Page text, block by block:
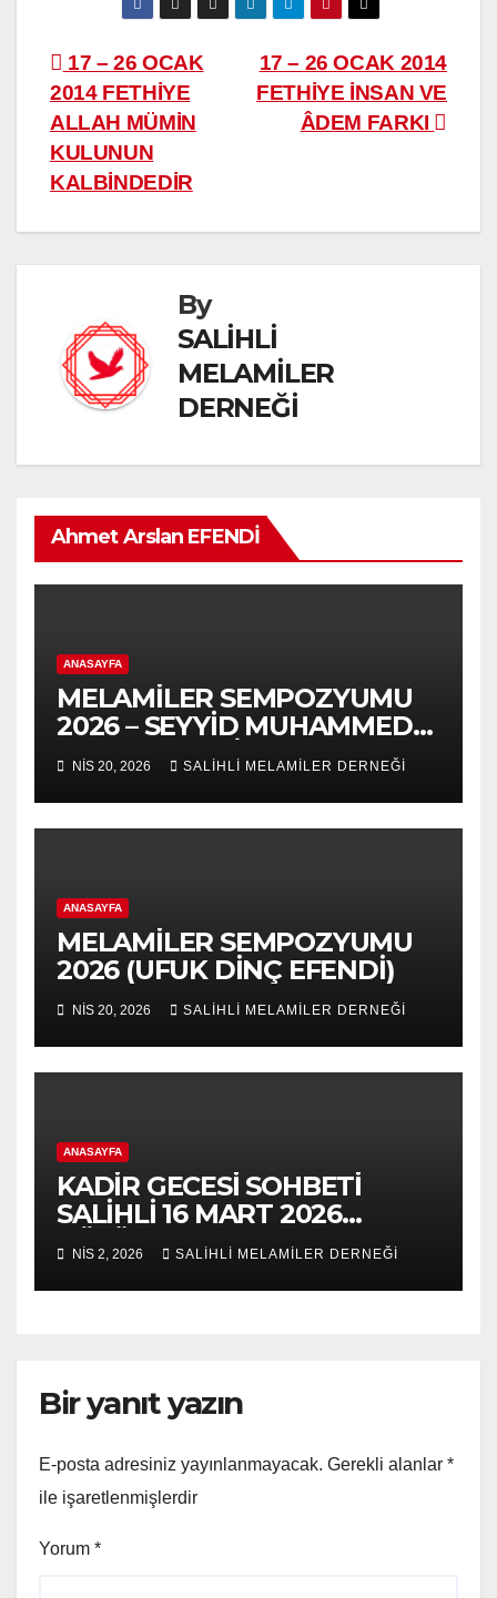
Yazı
gezinmesi
17 – 26 OCAK 2014
FETHİYE İNSAN VE
ÂDEM FARKI
17 – 26 OCAK
2014 FETHİYE
ALLAH MÜMİN
KULUNUN
KALBİNDEDİR
By
SALİHLİ
MELAMİLER
DERNEĞİ
Ahmet Arslan EFENDİ
ANASAYFA
MELAMİLER SEMPOZYUMU
2026 – SEYYİD MUHAMMED
NURUL-ARABİ 139.VUSLAT
YILDÖNÜMÜ-5.VAHDET
SÖYLEYİŞ PANEL
NIS 20, 2026 SALİHLİ MELAMİLER DERNEĞİ
ANASAYFA
MELAMİLER SEMPOZYUMU
2026 (UFUK DİNÇ EFENDİ)
NIS 20, 2026 SALİHLİ MELAMİLER DERNEĞİ
ANASAYFA
KADİR GECESİ SOHBETİ
SALİHLİ 16 MART 2026
BÖLÜM 2
NIS 2, 2026 SALİHLİ MELAMİLER DERNEĞİ
Bir yanıt yazın
E-posta adresiniz yayınlanmayacak. Gerekli alanlar *
ile işaretlenmişlerdir
Yorum *